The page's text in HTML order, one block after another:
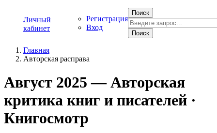
Личный
кабинет
Регистрация
Вход
Поиск
Поиск
Главная
Авторская расправа
Август 2025 — Авторская
критика книг и писателей ·
Книгосмотр